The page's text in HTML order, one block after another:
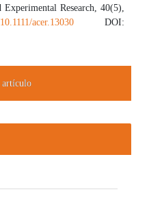
Research, 40(5),
acer.13030 DOI: